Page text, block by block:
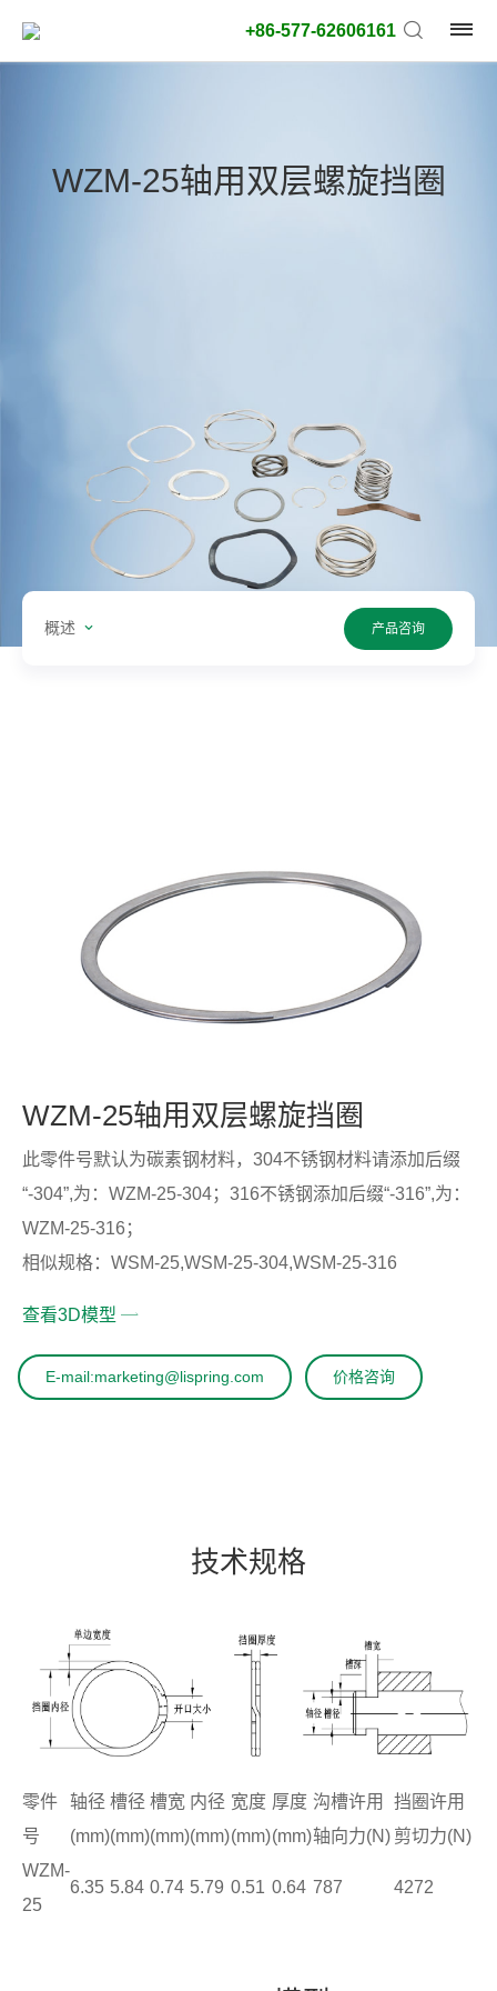
+86-577-62606161
类
索
类
型:
单
位:
WZM-25轴用双层螺旋挡圈
概述 产品咨询
WZM-25轴用双层螺旋挡圈
此零件号默认为碳素钢材料，304不锈钢材料请添加后缀
“-304”,为：WZM-25-304；316不锈钢添加后缀“-316”,为：
WZM-25-316；
相似规格：WSM-25,WSM-25-304,WSM-25-316
查看3D模型
E-mail:marketing@lispring.com 价格咨询
技术规格
零件
号
轴径
(mm)
槽径
(mm)
槽宽
(mm)
内径
(mm)
宽度
(mm)
厚度
(mm)
沟槽许用
轴向力(N)
挡圈许用
剪切力(N)
WZM-
25
6.35 5.84 0.74 5.79 0.51 0.64 787 4272